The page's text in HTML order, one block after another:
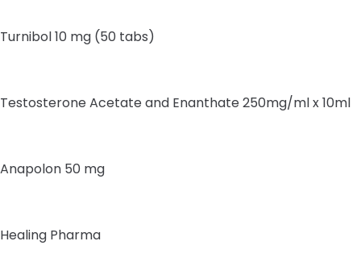
Turnibol 10 mg (50 tabs)
Testosterone Acetate and Enanthate 250mg/ml x 10ml
Anapolon 50 mg
Healing Pharma